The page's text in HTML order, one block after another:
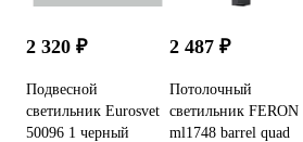
2 320 ₽
Подвесной
светильник Eurosvet
50096 1 черный
2 487 ₽
Потолочный
светильник FERON
ml1748 barrel quad